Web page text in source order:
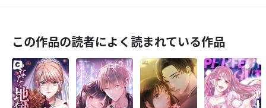
この作品の読者によく読まれている作品